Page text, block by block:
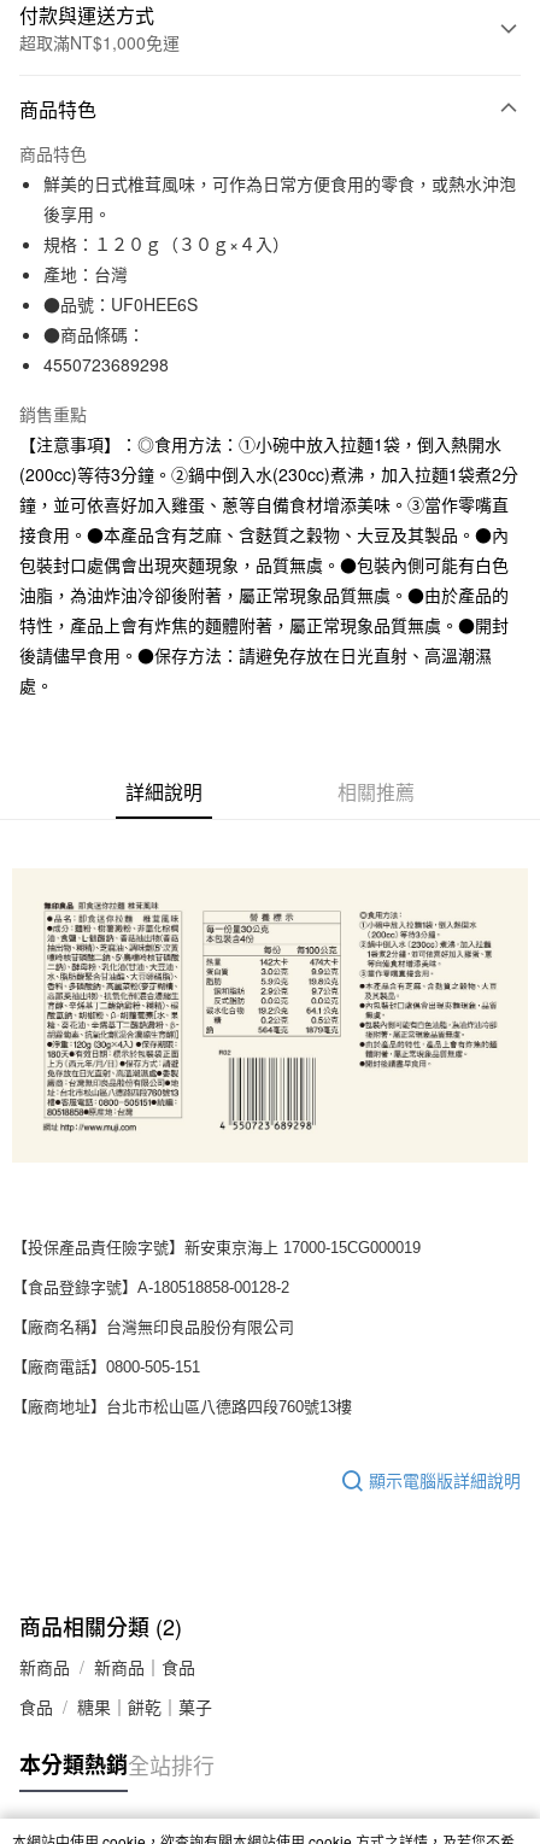
付款與運送方式
超取滿NT$1,000免運
信用卡一次付款
信用卡分期付款
3 期 0 利率 每期
合作金庫商業銀行
華南商業銀行
上海商業儲蓄銀行
臺灣中小企業銀行
匯豐（台灣）商業銀行
元大商業銀行
玉山商業銀行
星展（台灣）商業銀行
台新國際商業銀行
中國信託商業銀行
台灣樂天信用卡公司
超商取貨付款
LINE Pay
Apple Pay
悠遊付
運送方式
全家取貨付款
每筆NT$65，滿NT$1,000(含以上)免運費
付款後全家取貨
每筆NT$65，滿NT$1,000(含以上)免運費
7-11取貨付款
每筆NT$65，滿NT$1,000(含以上)免運費
無印良品門市自取
免運費
商品特色
商品特色
鮮美的日式椎茸風味，可作為日常方便食用的零食，或熱水沖泡
後享用。
規格：１２０ｇ（３０ｇ×４入）
產地：台灣
●品號：UF0HEE6S
●商品條碼：
4550723689298
銷售重點
【注意事項】：◎食用方法：①小碗中放入拉麵1袋，倒入熱開水
(200cc)等待3分鐘。②鍋中倒入水(230cc)煮沸，加入拉麵1袋煮2分
鐘，並可依喜好加入雞蛋、蔥等自備食材增添美味。③當作零嘴直
接食用。●本產品含有芝麻、含麩質之穀物、大豆及其製品。●內
包裝封口處偶會出現夾麵現象，品質無虞。●包裝內側可能有白色
油脂，為油炸油冷卻後附著，屬正常現象品質無虞。●由於產品的
特性，產品上會有炸焦的麵體附著，屬正常現象品質無虞。●開封
後請儘早食用。●保存方法：請避免存放在日光直射、高溫潮濕
處。
詳細說明 相關推薦
【投保產品責任險字號】新安東京海上 17000-15CG000019
【食品登錄字號】A-180518858-00128-2
【廠商名稱】台灣無印良品股份有限公司
【廠商電話】0800-505-151
【廠商地址】台北市松山區八德路四段760號13樓
顯示電腦版詳細說明
商品相關分類 (2)
新商品
新商品｜食品
食品
糖果｜餅乾｜菓子
本分類熱銷全站排行